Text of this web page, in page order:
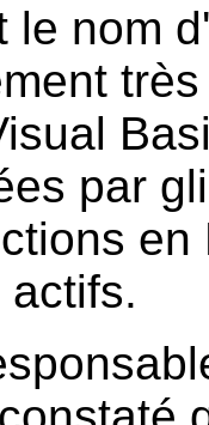
le nom
par